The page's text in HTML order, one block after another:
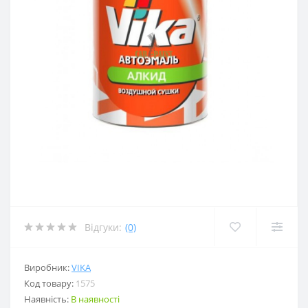
Відгуки: (0)
Виробник:VIKA
Код товару: 1575
Наявність: В наявності